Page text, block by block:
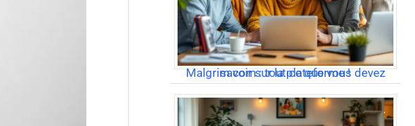
Malgrim com : tout ce que vous devez savoir sur la plateforme !